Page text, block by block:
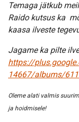
Temaga jätkub
Raido kutsus ka
kaasa ilveste
Jagame ka pilte
https://
14667/albums/
Oleme alati valmis
ja hoidmisele!